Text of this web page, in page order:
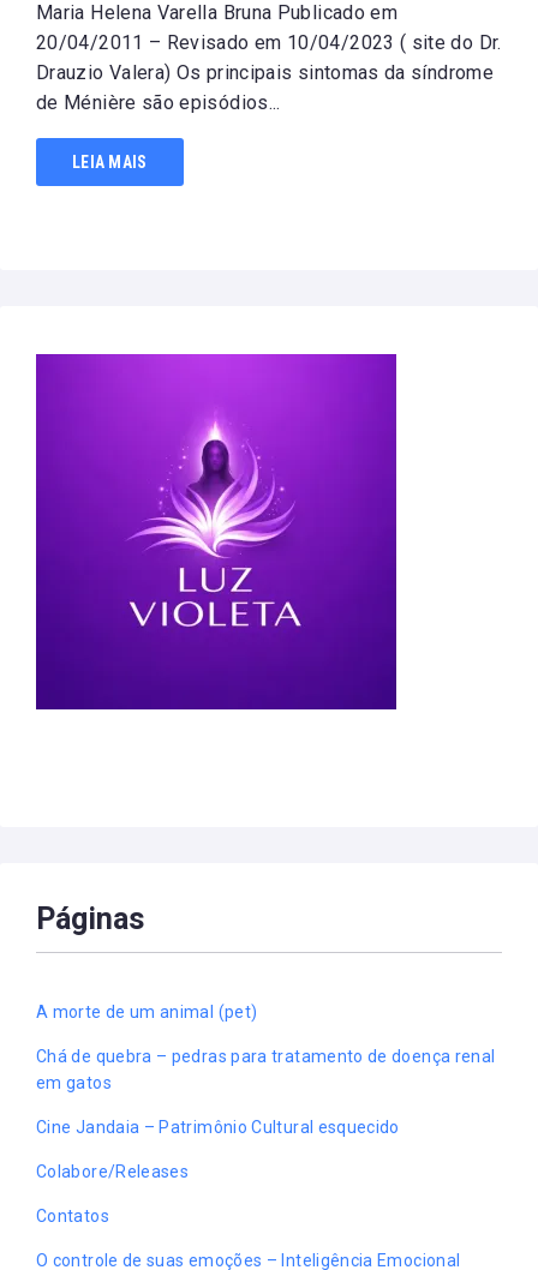
Maria Helena Varella Bruna Publicado em
20/04/2011 – Revisado em 10/04/2023 ( site do Dr.
Drauzio Valera) Os principais sintomas da síndrome
de Ménière são episódios...
LEIA MAIS
Páginas
A morte de um animal (pet)
Chá de quebra – pedras para tratamento de doença renal
em gatos
Cine Jandaia – Patrimônio Cultural esquecido
Colabore/Releases
Contatos
O controle de suas emoções – Inteligência Emocional